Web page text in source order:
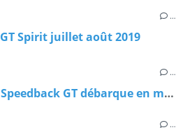
…
Spirit juillet août 2019
…
1/18 : La David Brown Speedback GT débarque en miniature
…